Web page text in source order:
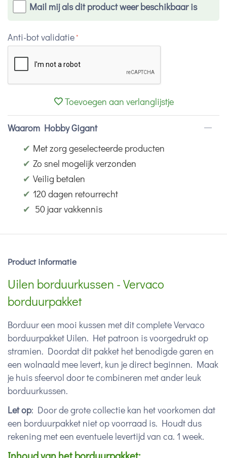
Mail mij als dit product weer beschikbaar is
Anti-bot validatie
Toevoegen aan verlanglijstje
Waarom Hobby Gigant
✔ Met zorg geselecteerde producten
✔ Zo snel mogelijk verzonden
✔ Veilig betalen
✔ 120 dagen retourrecht
✔ 50 jaar vakkennis
Product informatie
Uilen borduurkussen - Vervaco
borduurpakket
Borduur een mooi kussen met dit complete Vervaco
borduurpakket Uilen. Het patroon is voorgedrukt op
stramien. Doordat dit pakket het benodigde garen en
een wolnaald mee levert, kun je direct beginnen. Maak
je huis sfeervol door te combineren met ander leuk
borduurkussen.
Let op: Door de grote collectie kan het voorkomen dat
een borduurpakket niet op voorraad is. Houdt dus
rekening met een eventuele levertijd van ca. 1 week.